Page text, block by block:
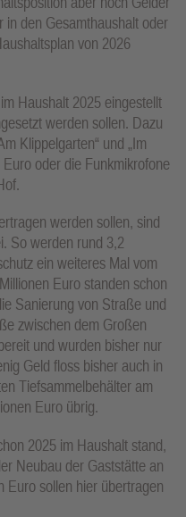
den Gesamthaushalt oder
von 2026
Haushalt 2025 eingestellt
werden sollen. Dazu
Klippelgarten“ und „Im
oder die Funkmikrofone
werden sollen, sind
So werden rund 3,2
ein weiteres Mal vom
Euro standen schon
Sanierung von Straße und
zwischen dem Großen
und wurden bisher nur
Geld floss bisher auch in
Tiefsammelbehälter am
Euro übrig.
2025 im Haushalt stand,
Neubau der Gaststätte an
Euro sollen hier übertragen